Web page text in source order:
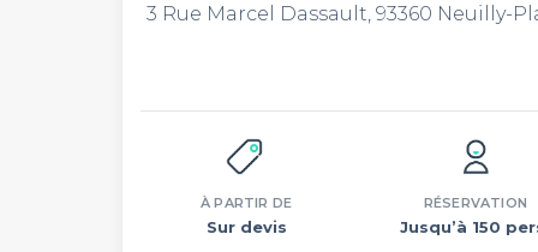
3 Rue Marcel Dassault, 93360 Neuilly-
À PARTIR DE
Sur devis
RÉSERVATION
Jusqu’à 150